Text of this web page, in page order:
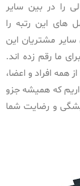
را در بین سایر
های این رتبه را
سایر مشتریان این
ما رقم زده اند.
همه افراد و اعضا،
که همیشه جزو
و رضایت شما